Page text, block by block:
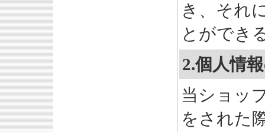
き、それ
とができ
2.個人情
当ショッ
をされた